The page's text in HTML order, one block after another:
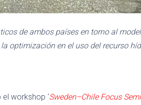
de ambos países en torno al
optimización en el uso del recurso
workshop ‘Sweden–Chile Focus